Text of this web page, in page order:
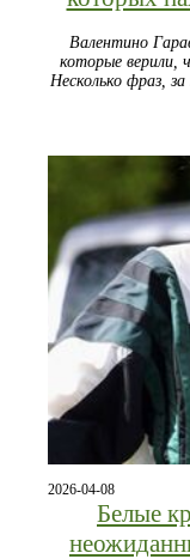
Валентино
которые верили,
Несколько фраз,
2026-04-08
Белые